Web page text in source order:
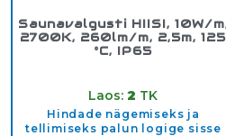
Saunavalgusti HIISI, 10W/
2700K, 260lm/m, 2,5m, 125
°C, IP65
Laos:2 TK
Hindade nägemiseks ja
tellimiseks palun logige sisse